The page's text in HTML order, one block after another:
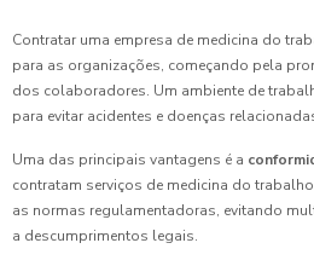
Contratar uma empresa de medicina do
para as organizações, começando pela
dos colaboradores. Um ambiente de
para evitar acidentes e doenças
Uma das principais vantagens é a
contratam serviços de medicina do
as normas regulamentadoras, evitando
a descumprimentos legais.